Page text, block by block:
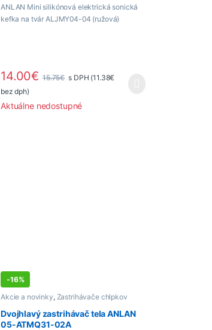
ANLAN Mini silikónová elektrická sonická
kefka na tvár ALJMY04-04 (ružová)
14.00€ 15.75€ s DPH (11.38€
bez dph)
Aktuálne nedostupné
-16%
Akcie a novinky, Zastrihávače chĺpkov
Dvojhlavý zastrihávač tela ANLAN
05-ATMQ31-02A